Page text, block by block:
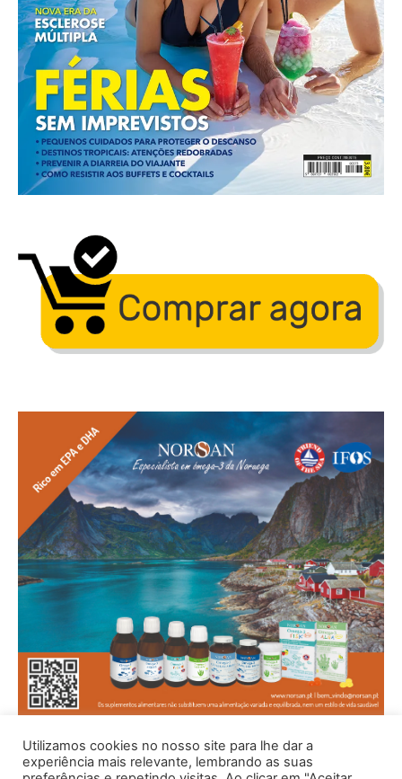
Utilizamos cookies no nosso site para lhe dar a
experiência mais relevante, lembrando as suas